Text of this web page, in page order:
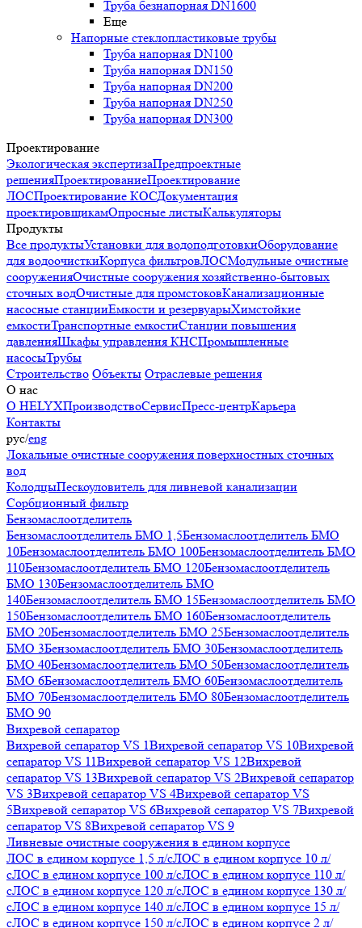
Труба безнапорная DN1600
Еще
Напорные стеклопластиковые трубы
Труба напорная DN100
Труба напорная DN150
Труба напорная DN200
Труба напорная DN250
Труба напорная DN300
Проектирование
Экологическая экспертизаПредпроектные
решенияПроектированиеПроектирование
ЛОСПроектирование КОСДокументация
проектировщикамОпросные листыКалькуляторы
Продукты
Все продуктыУстановки для водоподготовкиОборудование
для водоочисткиКорпуса фильтровЛОСМодульные очистные
сооруженияОчистные сооружения хозяйственно-бытовых
сточных водОчистные для промстоковКанализационные
насосные станцииЕмкости и резервуарыХимстойкие
емкостиТранспортные емкостиСтанции повышения
давленияШкафы управления КНСПромышленные
насосыТрубы
Строительство Объекты Отраслевые решения
О нас
О HELYXПроизводствоСервисПресс-центрКарьера
Контакты
рус/eng
Локальные очистные сооружения поверхностных сточных
вод
КолодцыПескоуловитель для ливневой канализации
Сорбционный фильтр
Бензомаслоотделитель
Бензомаслоотделитель БМО 1,5Бензомаслоотделитель БМО
10Бензомаслоотделитель БМО 100Бензомаслоотделитель БМО
110Бензомаслоотделитель БМО 120Бензомаслоотделитель
БМО 130Бензомаслоотделитель БМО
140Бензомаслоотделитель БМО 15Бензомаслоотделитель БМО
150Бензомаслоотделитель БМО 160Бензомаслоотделитель
БМО 20Бензомаслоотделитель БМО 25Бензомаслоотделитель
БМО 3Бензомаслоотделитель БМО 30Бензомаслоотделитель
БМО 40Бензомаслоотделитель БМО 50Бензомаслоотделитель
БМО 6Бензомаслоотделитель БМО 60Бензомаслоотделитель
БМО 70Бензомаслоотделитель БМО 80Бензомаслоотделитель
БМО 90
Вихревой сепаратор
Вихревой сепаратор VS 1Вихревой сепаратор VS 10Вихревой
сепаратор VS 11Вихревой сепаратор VS 12Вихревой
сепаратор VS 13Вихревой сепаратор VS 2Вихревой сепаратор
VS 3Вихревой сепаратор VS 4Вихревой сепаратор VS
5Вихревой сепаратор VS 6Вихревой сепаратор VS 7Вихревой
сепаратор VS 8Вихревой сепаратор VS 9
Ливневые очистные сооружения в едином корпусе
ЛОС в едином корпусе 1,5 л/сЛОС в едином корпусе 10 л/
сЛОС в едином корпусе 100 л/сЛОС в едином корпусе 110 л/
сЛОС в едином корпусе 120 л/сЛОС в едином корпусе 130 л/
сЛОС в едином корпусе 140 л/сЛОС в едином корпусе 15 л/
сЛОС в едином корпусе 150 л/сЛОС в едином корпусе 2 л/